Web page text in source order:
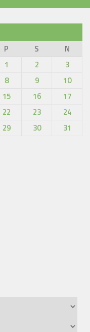
P S
N
1
2
3
8 9
10
15 16
17
22 23
24
29 30
31